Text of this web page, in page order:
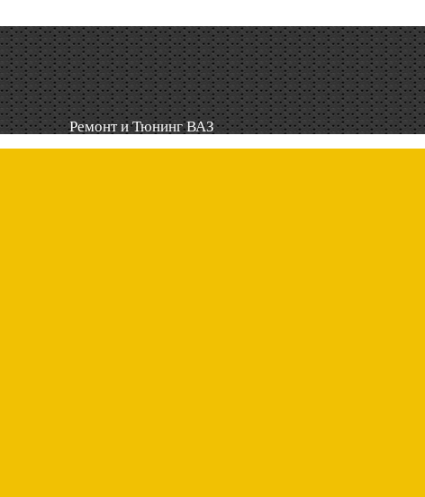
Ремонт и Тюнинг ВАЗ